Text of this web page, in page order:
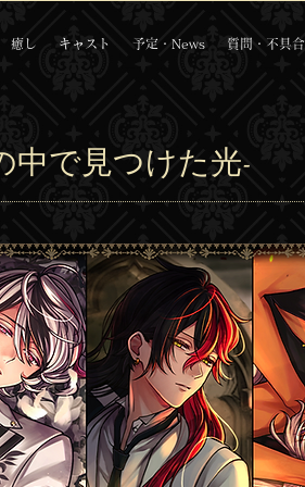
癒し キャスト 予定・News 質問・不具合
中で見つけた光-